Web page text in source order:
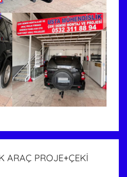
ARAÇ PROJE+ÇEKİ